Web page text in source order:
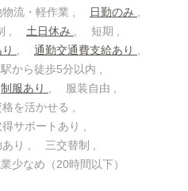
物流・軽作業
日勤のみ
土日休み
短期
通勤交通費支給あり
駅から徒歩5分以内
制服あり
服装自由
格を活かせる
サポートあり
り
三交替制
少なめ（20時間以下）